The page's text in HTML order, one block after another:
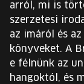
arról, mi is
szerzetesi
az imáról és
könyveket. A
e félnünk az
hangoktól, és